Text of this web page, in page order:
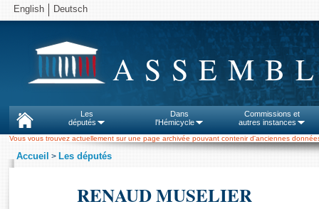
English Deutsch
Les
députés
Dans
l'Hémicycle
Commissions et
autres instances
Vous vous trouvez actuellement sur une page archivée pouvant contenir d'anciennes
Accueil >Les députés
RENAUD MUSELIER